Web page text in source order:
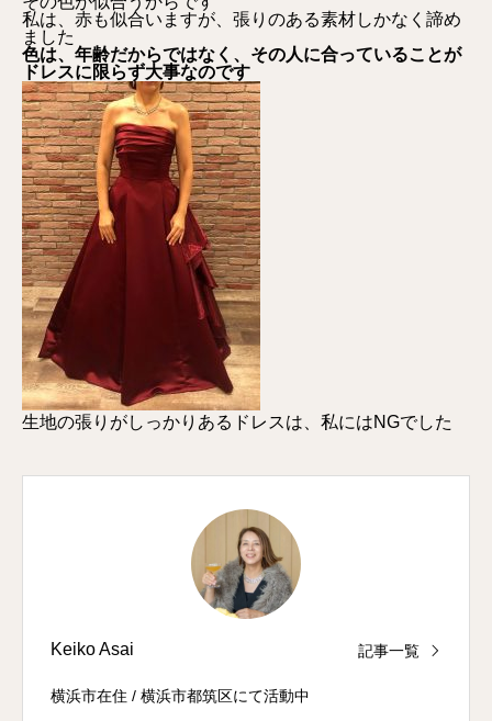
私は、赤も似合いますが、張りのある素材しかなく諦め
ました
色は、年齢だからではなく、その人に合っていることが
ドレスに限らず大事なのです
生地の張りがしっかりあるドレスは、私にはNGでした
Keiko Asai 記事一覧
横浜市在住 / 横浜市都筑区にて活動中
念願のカラードレスを着る
カラードレスをどうやって選ぶか